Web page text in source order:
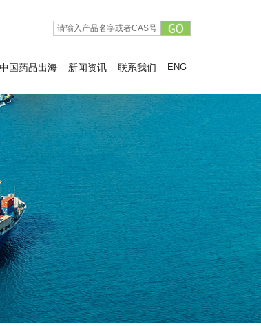
中国药品出海 新闻资讯 联系我们 ENG